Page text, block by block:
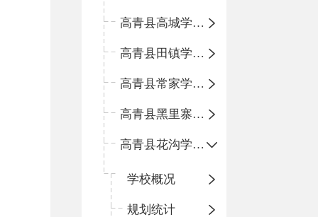
高青县高城学区中心小学
高青县田镇学区中心小学
高青县常家学区中心小学
高青县黑里寨学区中心小学
高青县花沟学区中心小学
学校概况
规划统计